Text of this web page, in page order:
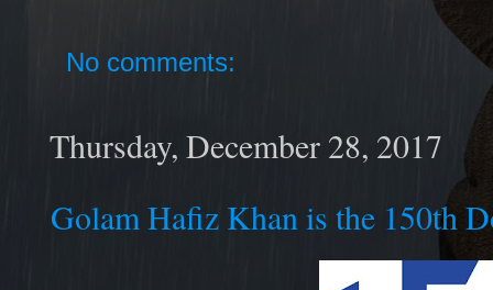
No comments:
Thursday, December 28, 2017
Golam Hafiz Khan is the 150th